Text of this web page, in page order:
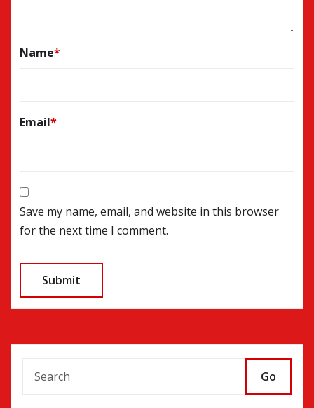
Name*
Email*
Save my name, email, and website in this browser
for the next time I comment.
Go